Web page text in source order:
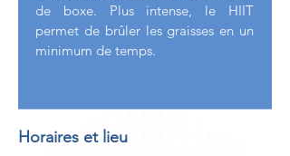
de boxe. Plus intense, le HIIT
permet de brûler les graisses en un
minimum de temps.
Horaires et lieu